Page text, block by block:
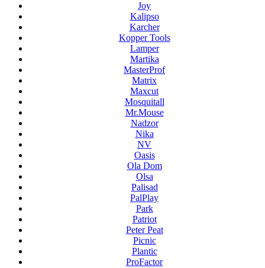
Joy
Kalipso
Karcher
Kopper Tools
Lamper
Martika
MasterProf
Matrix
Maxcut
Mosquitall
Mr.Mouse
Nadzor
Nika
NV
Oasis
Ola Dom
Olsa
Palisad
PalPlay
Park
Patriot
Peter Peat
Picnic
Plantic
ProFactor